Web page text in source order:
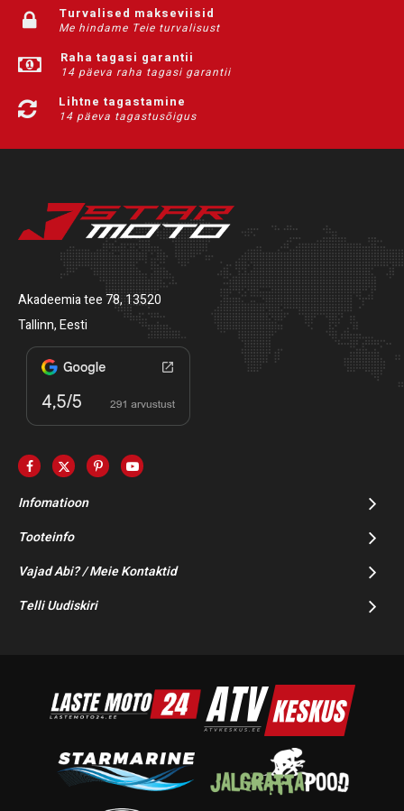
Turvalised makseviisid
Me hindame Teie turvalisust
Raha tagasi garantii
14 päeva raha tagasi garantii
Lihtne tagastamine
14 päeva tagastusõigus
Akadeemia tee 78, 13520
Tallinn, Eesti
Infomatioon
Tooteinfo
Vajad Abi? / Meie Kontaktid
Telli Uudiskiri